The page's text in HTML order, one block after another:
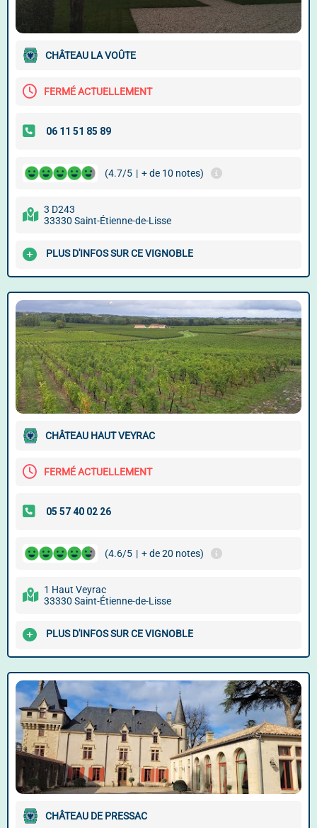
CHÂTEAU LA VOÛTE
FERMÉ ACTUELLEMENT
(4.7/5 | + de 10 notes)
3 D243
33330 Saint-Étienne-de-Lisse
PLUS D'INFOS SUR CE VIGNOBLE
CHÂTEAU HAUT VEYRAC
FERMÉ ACTUELLEMENT
(4.6/5 | + de 20 notes)
1 Haut Veyrac
33330 Saint-Étienne-de-Lisse
PLUS D'INFOS SUR CE VIGNOBLE
CHÂTEAU DE PRESSAC